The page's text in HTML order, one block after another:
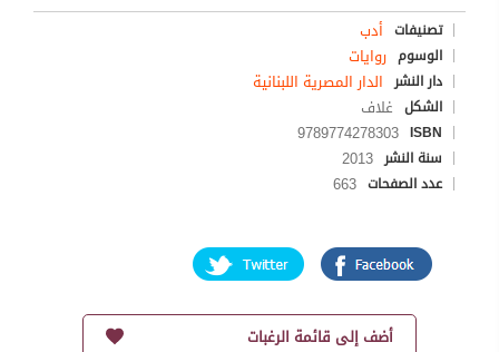
تصنيفات أدب
الوسوم روايات
دار النشر الدار المصرية اللبنانية
الشكل غلاف
ISBN
9789774278303
سنة النشر 2013
عدد الصفحات 663
أضف إلى قائمة الرغبات